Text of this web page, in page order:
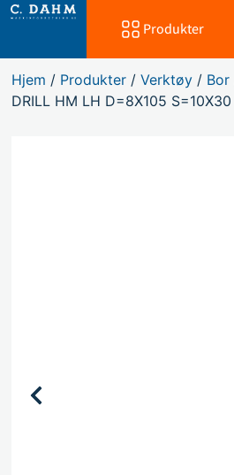
Produkter
Hjem / Produkter /Verktøy / Bor
DRILL HM LH D=8X105 S=10X30